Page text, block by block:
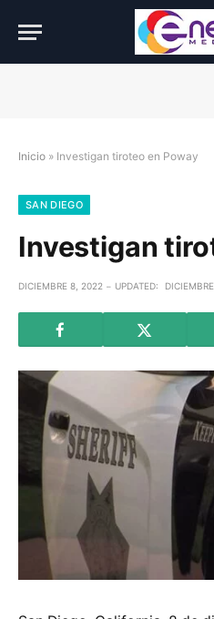
Inicio » Investigan tiroteo en Poway
SAN DIEGO
Investigan
DICIEMBRE 8, 2022 UPDATED: